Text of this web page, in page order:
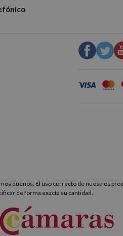
dueños. El uso correcto de nuestros
de forma exacta su cantidad.